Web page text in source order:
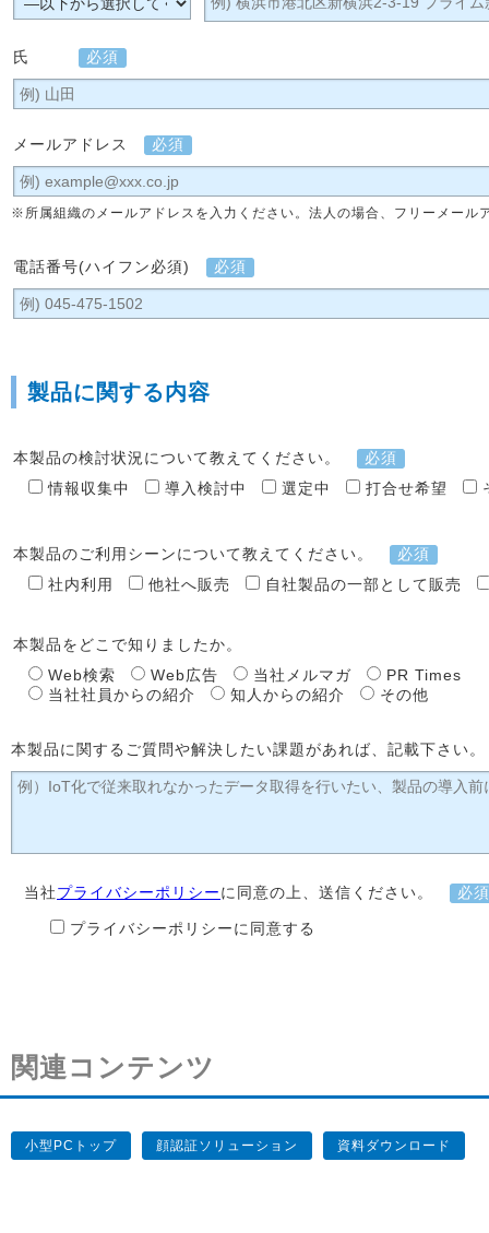
氏 必須
メールアドレス 必須
※所属組織のメールアドレスを入力ください。法人の場合、フリーメール
電話番号(ハイフン必須) 必須
製品に関する内容
本製品の検討状況について教えてください。
必須
情報収集中
導入検討中 選定中 打合せ希望
本製品のご利用シーンについて教えてください。
必須
社内利用
他社へ販売 自社製品の一部として販売
本製品をどこで知りましたか。
Web検索
Web広告 当社メルマガ
PR Times
当社社員からの紹介
知人からの紹介 その他
本製品に関するご質問や解決したい課題があれば、記載下さい。
当社プライバシーポリシーに同意の上、送信ください。 必須
プライバシーポリシーに同意する
関連コンテンツ
小型PCトップ 顔認証ソリューション 資料ダウンロード